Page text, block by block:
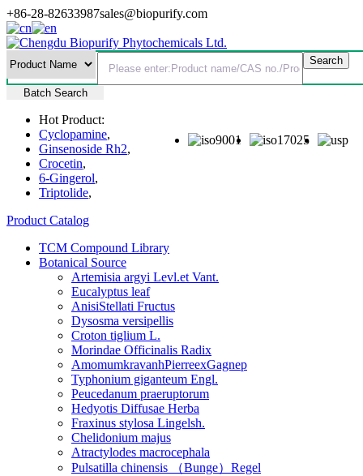
+86-28-82633987sales@biopurify.com
Batch Search
Hot Product:
Cyclopamine,
Ginsenoside Rh2,
Crocetin,
6-Gingerol,
Triptolide,
Product Catalog
TCM Compound Library
Botanical Source
Artemisia argyi Levl.et Vant.
Eucalyptus leaf
AnisiStellati Fructus
Dysosma versipellis
Croton tiglium L.
Morindae Officinalis Radix
AmomumkravanhPierreexGagnep
Typhonium giganteum Engl.
Peucedanum praeruptorum
Hedyotis Diffusae Herba
Fraxinus stylosa Lingelsh.
Chelidonium majus
Atractylodes macrocephala
Pulsatilla chinensis （Bunge）Regel